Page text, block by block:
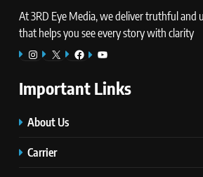
At 3RD Eye Media, we deliver truthful and
that helps you see every story with clarity
Instagram
X Facebook
YouTube
Important Links
About Us
Carrier